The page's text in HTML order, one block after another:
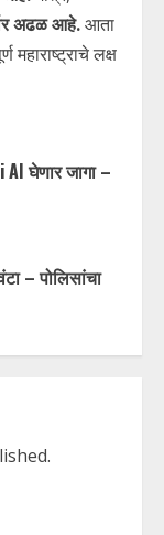
अढळ आहे.आता
लक्ष
घेणार जागा –
– पोलिसांचा